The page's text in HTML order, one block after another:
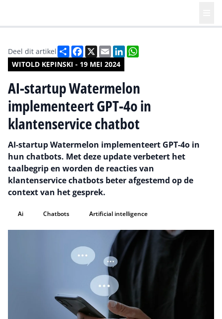
WITOLD KEPINSKI - 19 MEI 2024
Deel dit artikel DeelFacebook
X EmailLinkedIn
AI-startup Watermelon
implementeert GPT-4o in
klantenservice chatbot
AI-startup Watermelon implementeert GPT-4o in
hun chatbots. Met deze update verbetert het
taalbegrip en worden de reacties van
klantenservice chatbots beter afgestemd op de
context van het gesprek.
Ai Chatbots Artificial intelligence